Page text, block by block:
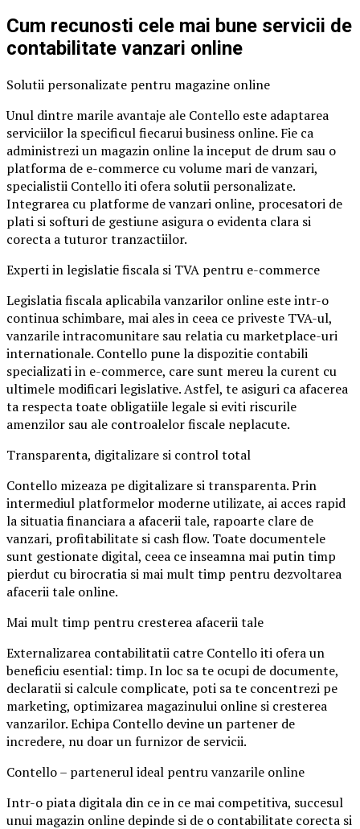
Cum recunosti cele mai bune servicii de
contabilitate vanzari online
Solutii personalizate pentru magazine online
Unul dintre marile avantaje ale Contello este adaptarea
serviciilor la specificul fiecarui business online. Fie ca
administrezi un magazin online la inceput de drum sau o
platforma de e-commerce cu volume mari de vanzari,
specialistii Contello iti ofera solutii personalizate.
Integrarea cu platforme de vanzari online, procesatori de
plati si softuri de gestiune asigura o evidenta clara si
corecta a tuturor tranzactiilor.
Experti in legislatie fiscala si TVA pentru e-commerce
Legislatia fiscala aplicabila vanzarilor online este intr-o
continua schimbare, mai ales in ceea ce priveste TVA-ul,
vanzarile intracomunitare sau relatia cu marketplace-uri
internationale. Contello pune la dispozitie contabili
specializati in e-commerce, care sunt mereu la curent cu
ultimele modificari legislative. Astfel, te asiguri ca afacerea
ta respecta toate obligatiile legale si eviti riscurile
amenzilor sau ale controalelor fiscale neplacute.
Transparenta, digitalizare si control total
Contello mizeaza pe digitalizare si transparenta. Prin
intermediul platformelor moderne utilizate, ai acces rapid
la situatia financiara a afacerii tale, rapoarte clare de
vanzari, profitabilitate si cash flow. Toate documentele
sunt gestionate digital, ceea ce inseamna mai putin timp
pierdut cu birocratia si mai mult timp pentru dezvoltarea
afacerii tale online.
Mai mult timp pentru cresterea afacerii tale
Externalizarea contabilitatii catre Contello iti ofera un
beneficiu esential: timp. In loc sa te ocupi de documente,
declaratii si calcule complicate, poti sa te concentrezi pe
marketing, optimizarea magazinului online si cresterea
vanzarilor. Echipa Contello devine un partener de
incredere, nu doar un furnizor de servicii.
Contello – partenerul ideal pentru vanzarile online
Intr-o piata digitala din ce in ce mai competitiva, succesul
unui magazin online depinde si de o contabilitate corecta si